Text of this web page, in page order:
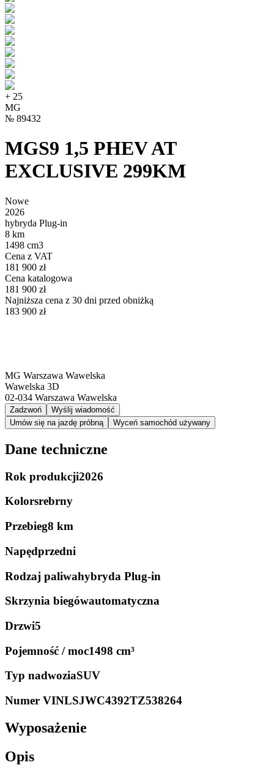
+ 25
MG
№ 89432
MGS9 1,5 PHEV AT
EXCLUSIVE 299KM
Nowe
2026
hybryda Plug-in
8 km
1498 cm3
Cena z VAT
181 900 zł
Cena katalogowa
181 900 zł
Najniższa cena z 30 dni przed obniżką
183 900 zł
MG Warszawa Wawelska
Wawelska 3D
02-034 Warszawa Wawelska
Zadzwoń
Wyślij wiadomość
Umów się na jazdę próbną
Wyceń samochód używany
Dane techniczne
Rok produkcji2026
Kolorsrebrny
Przebieg8 km
Napędprzedni
Rodzaj paliwahybryda Plug-in
Skrzynia biegówautomatyczna
Drzwi5
Pojemność / moc1498 cm³
Typ nadwoziaSUV
Numer VINLSJWC4392TZ538264
Wyposażenie
Opis